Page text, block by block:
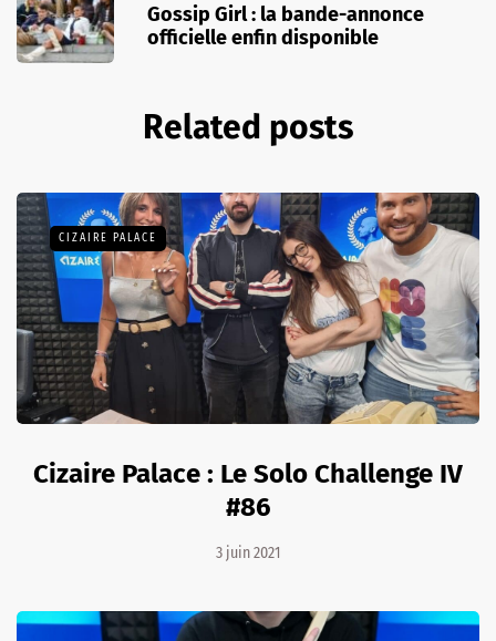
Gossip Girl : la bande-annonce
officielle enfin disponible
Related posts
CIZAIRE PALACE
Cizaire Palace : Le Solo Challenge IV
#86
3 juin 2021